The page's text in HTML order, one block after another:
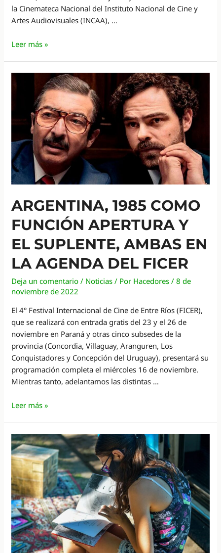
la Cinemateca Nacional del Instituto Nacional de Cine y
Artes Audiovisuales (INCAA), …
“Por
de
América”,
sobre
una
pionera
de
nuestro
cine
documental
presentado
en
del
Plata
Leer más »
ARGENTINA, 1985 COMO
FUNCIÓN APERTURA Y
EL SUPLENTE, AMBAS EN
LA AGENDA DEL FICER
Deja un comentario / Noticias / Por Hacedores /8 de
noviembre de 2022
El 4° Festival Internacional de Cine de Entre Ríos (FICER),
que se realizará con entrada gratis del 23 y el 26 de
noviembre en Paraná y otras cinco subsedes de la
provincia (Concordia, Villaguay, Aranguren, Los
Conquistadores y Concepción del Uruguay), presentará su
programación completa el miércoles 16 de noviembre.
Mientras tanto, adelantamos las distintas …
Argentina,
función
apertura
y
El
suplente,
ambas
en
la
agenda
del
Leer más »